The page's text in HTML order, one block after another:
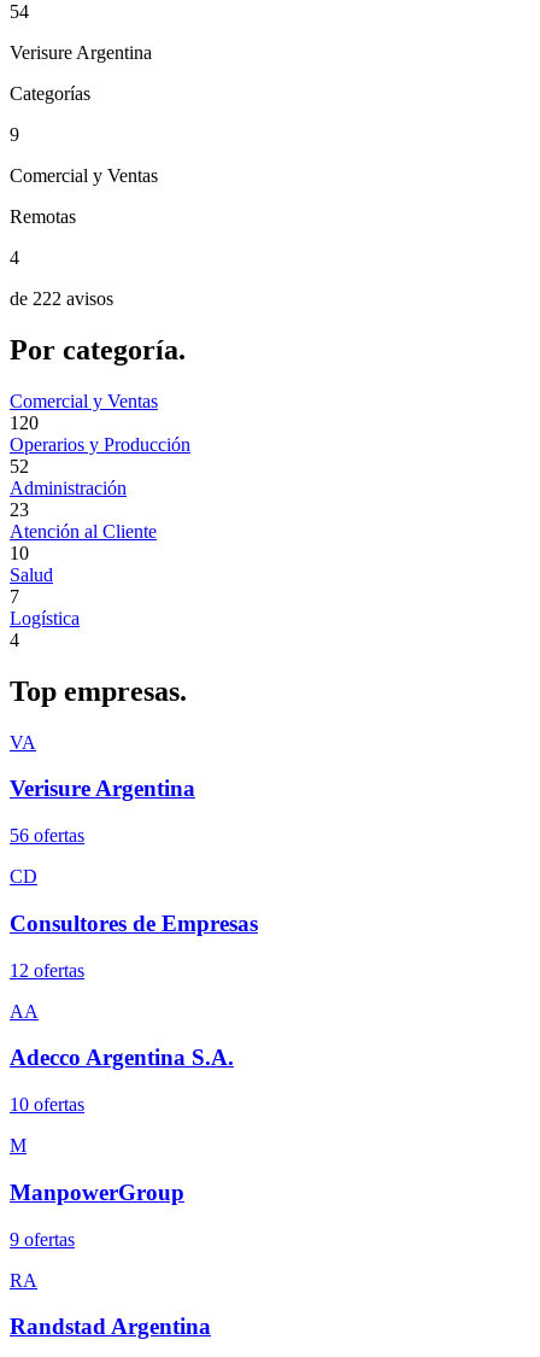
54
Verisure Argentina
Categorías
9
Comercial y Ventas
Remotas
4
de 222 avisos
Por categoría.
Comercial y Ventas
120
Operarios y Producción
52
Administración
23
Atención al Cliente
10
Salud
7
Logística
4
Top empresas.
VA
Verisure Argentina
56 ofertas
CD
Consultores de Empresas
12 ofertas
AA
Adecco Argentina S.A.
10 ofertas
M
ManpowerGroup
9 ofertas
RA
Randstad Argentina